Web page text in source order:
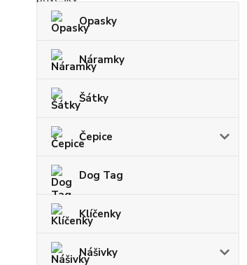
Opasky
Náramky
Šátky
Čepice
Dog Tag
Klíčenky
Nášivky